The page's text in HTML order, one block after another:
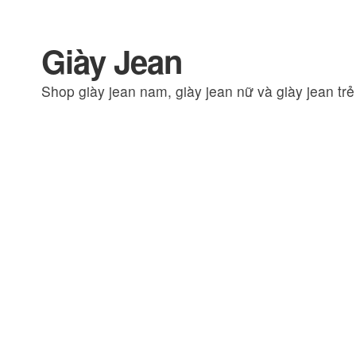
Đi
đến
Điều
Chuyển
đến
nội
Giày Jean
Shop giày jean nam, giày jean nữ và giày jean